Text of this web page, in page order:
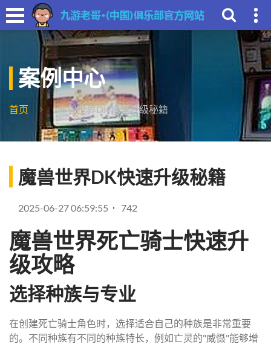
案例中心
首页 魔兽世界DK快速升级秘籍
魔兽世界DK快速升级秘籍
2025-06-27 06:59:55 742
魔兽世界死亡骑士快速升
级攻略
选择种族与专业
在创建死亡骑士角色时，选择适合自己的种族是非常重要
的。不同种族有不同的种族特长，例如亡灵的"威慑"能够增